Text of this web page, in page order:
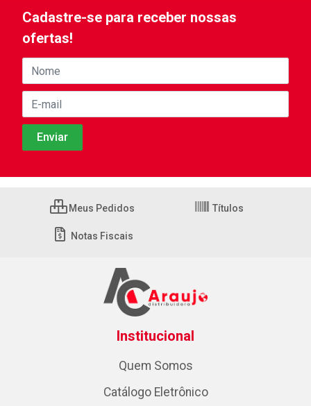
Cadastre-se para receber nossas
ofertas!
Meus Pedidos Títulos
Notas Fiscais
Institucional
Quem Somos
Catálogo Eletrônico